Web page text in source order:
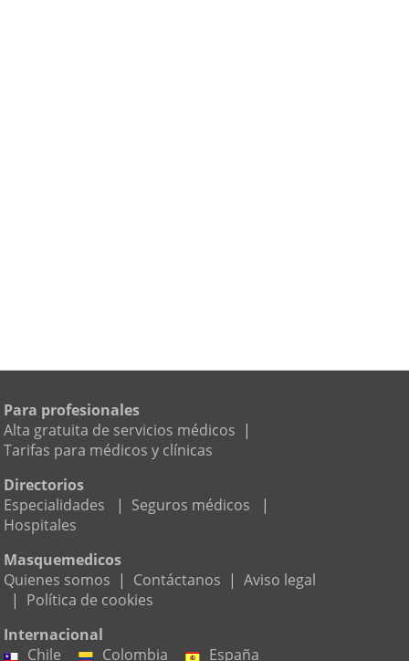
Para profesionales
Alta gratuita de servicios médicos |
Tarifas para médicos y clínicas
Directorios
Especialidades
| Seguros médicos
|
Hospitales
Masquemedicos
Quienes somos | Contáctanos | Aviso legal
| Política de cookies
Internacional
Chile
Colombia España